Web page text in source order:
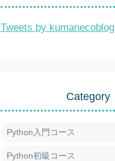
Tweets by kumanecoblog
Category
Python入門コース
Python初級コース